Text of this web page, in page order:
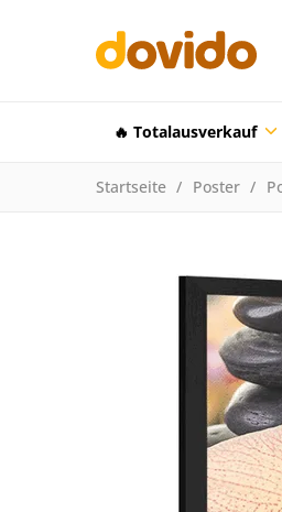
🔥 Totalausverkauf
Startseite Poster